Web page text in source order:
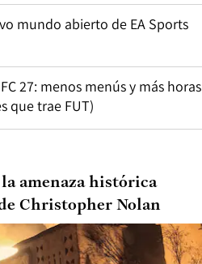
mundo abierto de EA Sports
27: menos menús y más horas
que trae FUT)
amenaza histórica
Christopher Nolan